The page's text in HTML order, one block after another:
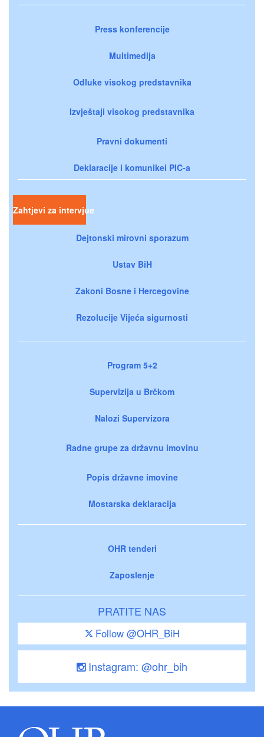
Press konferencije
Multimedija
Odluke visokog predstavnika
Izvještaji visokog predstavnika
Pravni dokumenti
Deklaracije i komunikei PIC-a
Zahtjevi za intervjue
Dejtonski mirovni sporazum
Ustav BiH
Zakoni Bosne i Hercegovine
Rezolucije Vijeća sigurnosti
Program 5+2
Supervizija u Brčkom
Nalozi Supervizora
Radne grupe za državnu imovinu
Popis državne imovine
Mostarska deklaracija
OHR tenderi
Zaposlenje
PRATITE NAS
Follow @OHR_BiH
Instagram: @ohr_bih